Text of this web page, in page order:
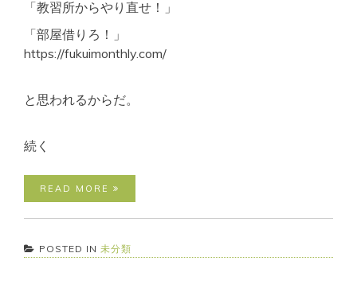
「教習所からやり直せ！」
「部屋借りろ！」
https://fukuimonthly.com/
と思われるからだ。
続く
READ MORE
POSTED IN 未分類